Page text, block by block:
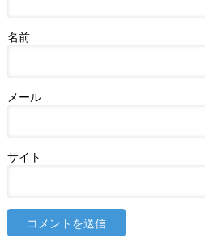
名前
メール
サイト